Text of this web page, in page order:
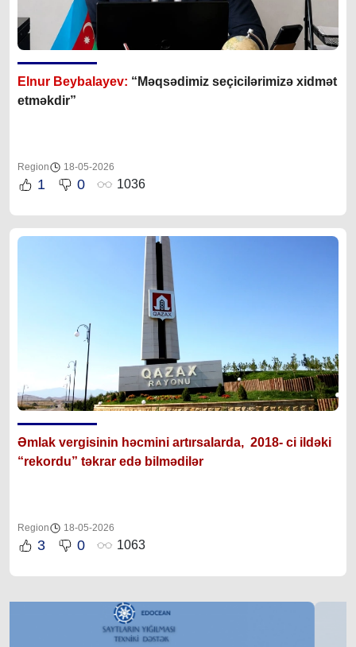
Elnur Beybalayev: “Məqsədimiz seçicilərimizə xidmət
etməkdir”
Region 18-05-2026
1 0 1036
Əmlak vergisinin həcmini artırsalarda, 2018- ci ildəki
“rekordu” təkrar edə bilmədilər
Region 18-05-2026
3 0 1063